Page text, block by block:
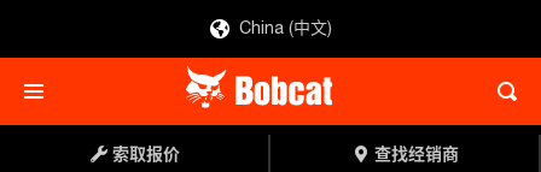
China (中文)
索取报价 查找经销商
查找经销商